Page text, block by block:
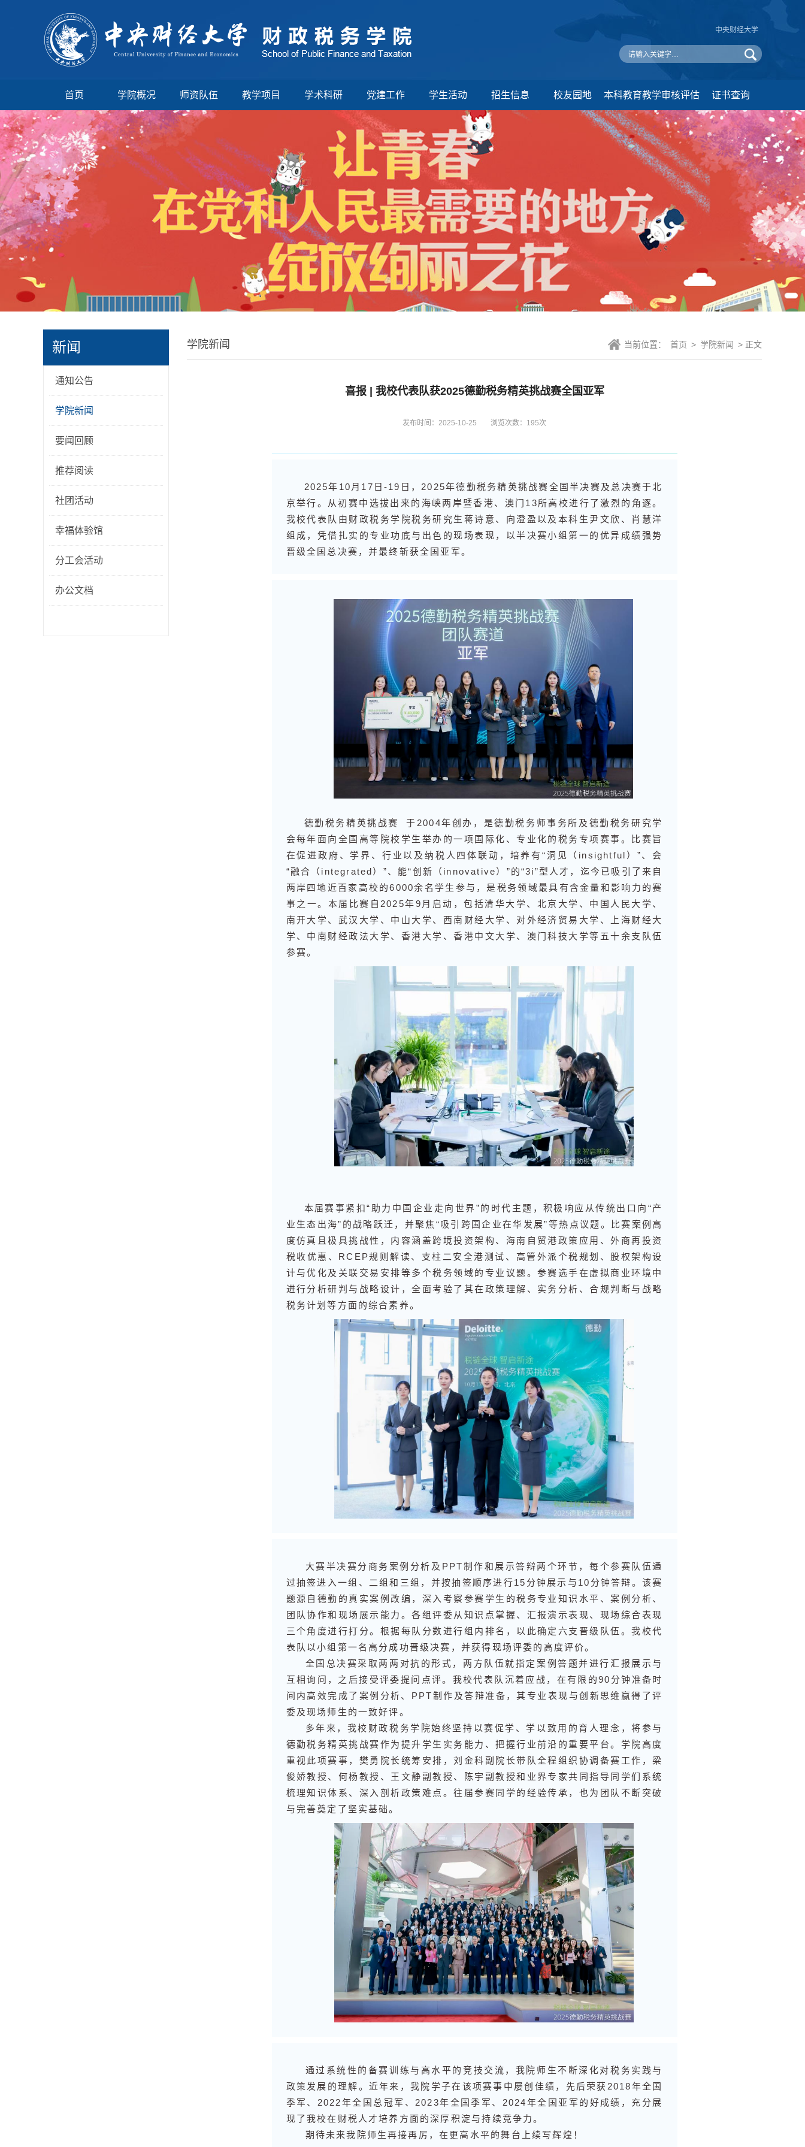
中央财经大学
首页 学院概况 师资队伍 教学项目 学术科研 党建工作 学生活动 招生信息 校友园地 本科教育教学审核评估 证书查询
新闻
通知公告
学院新闻
要闻回顾
推荐阅读
社团活动
幸福体验馆
分工会活动
办公文档
学院新闻 当前位置： 首页 > 学院新闻 > 正文
喜报 | 我校代表队获2025德勤税务精英挑战赛全国亚军
发布时间：2025-10-25 浏览次数： 195次
2025年10月17日-19日，2025年德勤税务精英挑战赛全国半决赛及总决赛于北
京举行。从初赛中选拔出来的海峡两岸暨香港、澳门13所高校进行了激烈的角逐。
我校代表队由财政税务学院税务研究生蒋诗意、向澄盈以及本科生尹文欣、肖慧洋
组成，凭借扎实的专业功底与出色的现场表现，以半决赛小组第一的优异成绩强势
晋级全国总决赛，并最终斩获全国亚军。
德勤税务精英挑战赛
于2004年创办，是德勤税务师事务所及德勤税务研究学
会每年面向全国高等院校学生举办的一项国际化、专业化的税务专项赛事。比赛旨
在促进政府、学界、行业以及纳税人四体联动，培养有“洞见（insightful）”、会
“融合（integrated）”、能“创新（innovative）”的“3i”型人才，迄今已吸引了来自
两岸四地近百家高校的6000余名学生参与，是税务领域最具有含金量和影响力的赛
事之一。本届比赛自2025年9月启动，包括清华大学、北京大学、中国人民大学、
南开大学、武汉大学、中山大学、西南财经大学、对外经济贸易大学、上海财经大
学、中南财经政法大学、香港大学、香港中文大学、澳门科技大学等五十余支队伍
参赛。
本届赛事紧扣“助力中国企业走向世界”的时代主题，积极响应从传统出口向“产
业生态出海”的战略跃迁，并聚焦“吸引跨国企业在华发展”等热点议题。比赛案例高
度仿真且极具挑战性，内容涵盖跨境投资架构、海南自贸港政策应用、外商再投资
税收优惠、RCEP规则解读、支柱二安全港测试、高管外派个税规划、股权架构设
计与优化及关联交易安排等多个税务领域的专业议题。参赛选手在虚拟商业环境中
进行分析研判与战略设计，全面考验了其在政策理解、实务分析、合规判断与战略
税务计划等方面的综合素养。
大赛半决赛分商务案例分析及PPT制作和展示答辩两个环节，每个参赛队伍通
过抽签进入一组、二组和三组，并按抽签顺序进行15分钟展示与10分钟答辩。该赛
题源自德勤的真实案例改编，深入考察参赛学生的税务专业知识水平、案例分析、
团队协作和现场展示能力。各组评委从知识点掌握、汇报演示表现、现场综合表现
三个角度进行打分。根据每队分数进行组内排名，以此确定六支晋级队伍。我校代
表队以小组第一名高分成功晋级决赛，并获得现场评委的高度评价。
全国总决赛采取两两对抗的形式，两方队伍就指定案例答题并进行汇报展示与
互相询问，之后接受评委提问点评。我校代表队沉着应战，在有限的90分钟准备时
间内高效完成了案例分析、PPT制作及答辩准备，其专业表现与创新思维赢得了评
委及现场师生的一致好评。
多年来，我校财政税务学院始终坚持以赛促学、学以致用的育人理念，将参与
德勤税务精英挑战赛作为提升学生实务能力、把握行业前沿的重要平台。学院高度
重视此项赛事，樊勇院长统筹安排，刘金科副院长带队全程组织协调备赛工作，梁
俊娇教授、何杨教授、王文静副教授、陈宇副教授和业界专家共同指导同学们系统
梳理知识体系、深入剖析政策难点。往届参赛同学的经验传承，也为团队不断突破
与完善奠定了坚实基础。
通过系统性的备赛训练与高水平的竞技交流，我院师生不断深化对税务实践与
政策发展的理解。近年来，我院学子在该项赛事中屡创佳绩，先后荣获2018年全国
季军、2022年全国总冠军、2023年全国季军、2024年全国亚军的好成绩，充分展
现了我校在财税人才培养方面的深厚积淀与持续竞争力。
期待未来我院师生再接再厉，在更高水平的舞台上续写辉煌！